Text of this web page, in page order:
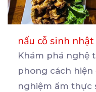
nấu cỗ sinh
Khám phá nghệ
phong cách hiện
nghiệm ẩm thực